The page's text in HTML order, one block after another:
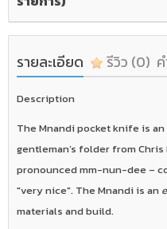
รายละเอียด รีวิว (0)
Description
The Mnandi pocket knife is
gentleman’s folder from Chris
pronounced mm-nun-dee –
"very nice". The Mnandi is an
materials and build.